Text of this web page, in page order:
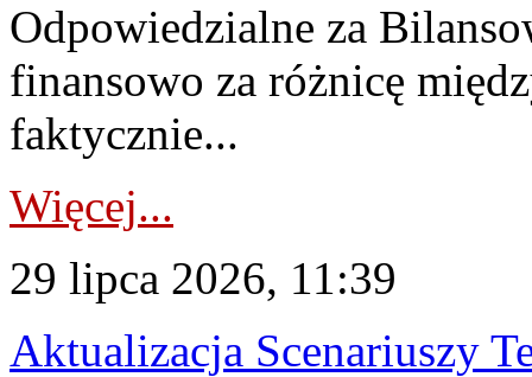
Odpowiedzialne za
finansowo za różnicę
faktycznie...
Więcej...
29 lipca 2026, 11:39
Aktualizacja Scenariuszy